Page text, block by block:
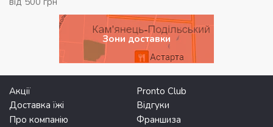
Зони доставки
Акції
Pronto Club
Доставка їжі
Відгуки
Про компанію
Франшиза